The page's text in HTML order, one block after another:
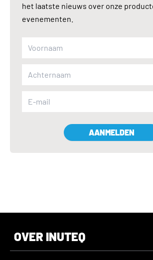
het laatste nieuws over onze
evenementen.
AANMELDEN
OVER INUTEQ